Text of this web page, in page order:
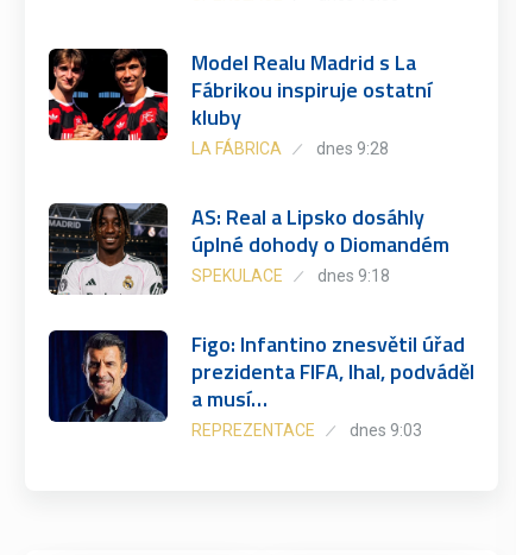
Model Realu Madrid s La
Fábrikou inspiruje ostatní
kluby
LA FÁBRICA dnes 9:28
AS: Real a Lipsko dosáhly
úplné dohody o Diomandém
SPEKULACE dnes 9:18
Figo: Infantino znesvětil úřad
prezidenta FIFA, lhal, podváděl
a musí…
REPREZENTACE dnes 9:03